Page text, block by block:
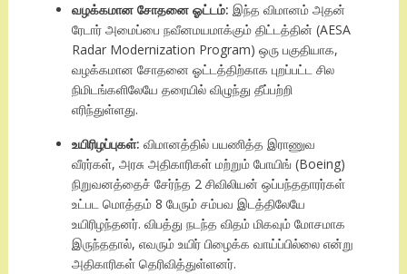
வழக்கமான சோதனை ஓட்டம்: இந்த விமானம் அதன்
ரேடார் அமைப்பை நவீனமயமாக்கும் திட்டத்தின் (AESA
Radar Modernization Program) ஒரு பகுதியாக,
வழக்கமான சோதனை ஓட்டத்திற்காக புறப்பட்ட சில
நிமிடங்களிலேயே தரையில் விழுந்து தீப்பற்றி
எரிந்துள்ளது.
உயிரிழப்புகள்: விமானத்தில் பயணித்த இராணுவ
வீரர்கள், அரசு அதிகாரிகள் மற்றும் போயிங் (Boeing)
நிறுவனத்தைச் சேர்ந்த 2 சிவிலியன் ஒப்பந்ததாரர்கள்
உட்பட மொத்தம் 8 பேரும் சம்பவ இடத்திலேயே
உயிரிழந்தனர். விபத்து நடந்த விதம் மிகவும் மோசமாக
இருந்ததால், எவரும் உயிர் பிழைக்க வாய்ப்பில்லை என்று
அதிகாரிகள் தெரிவித்துள்ளனர்.